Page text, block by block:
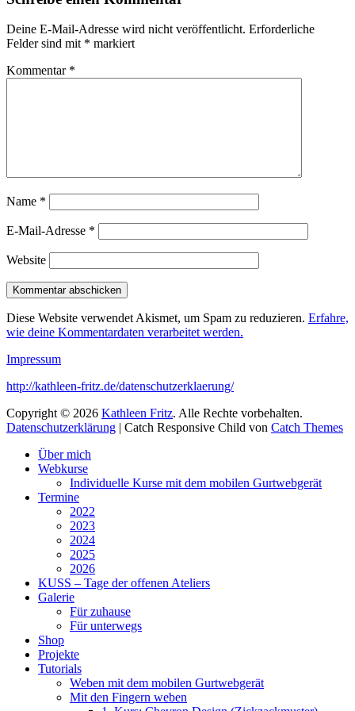
Deine E-Mail-Adresse wird nicht veröffentlicht. Erforderliche
Felder sind mit * markiert
Kommentar *
Name *
E-Mail-Adresse *
Website
Diese Website verwendet Akismet, um Spam zu reduzieren. Erfahre,
wie deine Kommentardaten verarbeitet werden.
Impressum
http://kathleen-fritz.de/datenschutzerklaerung/
Copyright © 2026 Kathleen Fritz. Alle Rechte vorbehalten.
Datenschutzerklärung | Catch Responsive Child von Catch Themes
oben
scrollen
Über mich
Webkurse
Individuelle Kurse mit dem mobilen Gurtwebgerät
Termine
2022
2023
2024
2025
2026
KUSS – Tage der offenen Ateliers
Galerie
Für zuhause
Für unterwegs
Shop
Projekte
Tutorials
Weben mit dem mobilen Gurtwebgerät
Mit den Fingern weben